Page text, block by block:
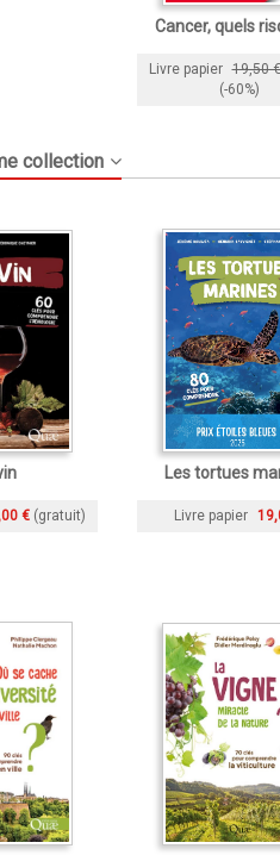
Cancer, quels
Livre papier 19,50
(-60%)
collection
€ (gratuit)
Les tortues
Livre papier